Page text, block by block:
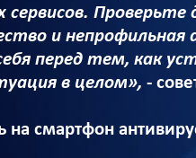
сервисов.
и
перед тем, как
в целом», -
на смартфон